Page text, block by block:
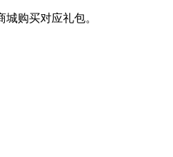
购买对应礼包。